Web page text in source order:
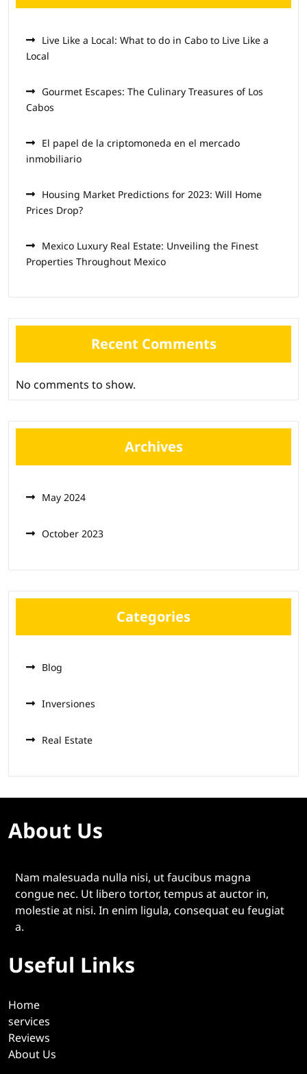
Live Like a Local: What to do in Cabo to Live Like a
Local
Gourmet Escapes: The Culinary Treasures of Los
Cabos
El papel de la criptomoneda en el mercado
inmobiliario
Housing Market Predictions for 2023: Will Home
Prices Drop?
Mexico Luxury Real Estate: Unveiling the Finest
Properties Throughout Mexico
Recent Comments
No comments to show.
Archives
May 2024
October 2023
Categories
Blog
Inversiones
Real Estate
About Us
Nam malesuada nulla nisi, ut faucibus magna
congue nec. Ut libero tortor, tempus at auctor in,
molestie at nisi. In enim ligula, consequat eu feugiat
a.
Useful Links
Home
services
Reviews
About Us